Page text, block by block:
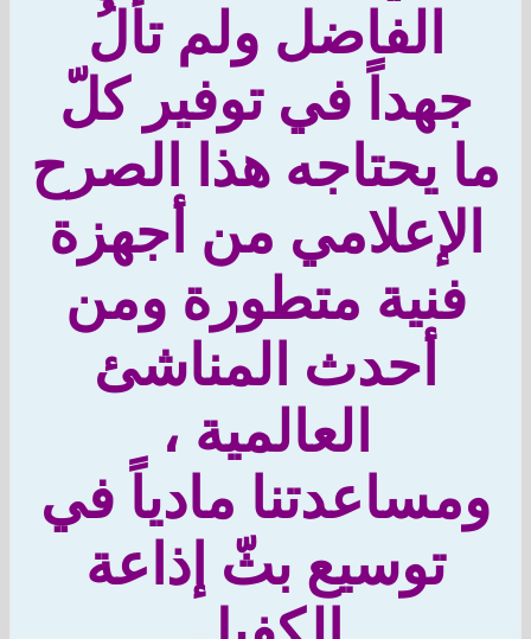
الفاضل ولم تألُ
في توفير كلّ
يحتاجه هذا الصرح
من أجهزة
متطورة ومن
أحدث المناشئ
العالمية ،
مادياً في
توسيع بثّ إذاعة